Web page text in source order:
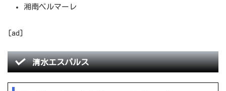
湘南ベルマーレ
[ad]
清水エスパルス